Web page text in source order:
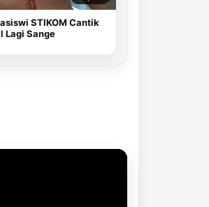
STIKOM Cantik
Lagi Sange